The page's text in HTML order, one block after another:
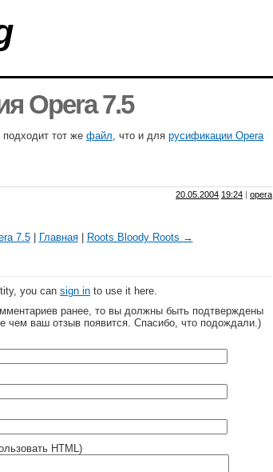
Opera 7.5
тот же файл, что и для русификации Opera
20.05.2004 19:24 | opera
7.5| Главная| Roots Bloody Roots →
you can sign in to use it here.
ранее, то вы должны быть подтверждены
чем ваш отзыв появится. Спасибо, что подождали.)
HTML)